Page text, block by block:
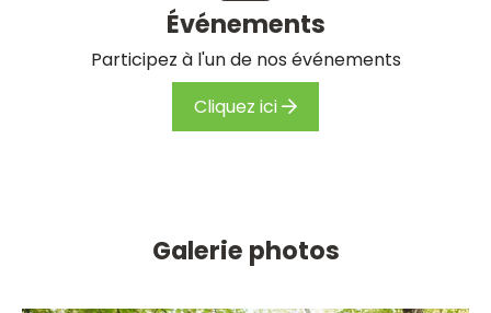
Événements
Participez à l'un de nos événements
Cliquez ici
Galerie photos